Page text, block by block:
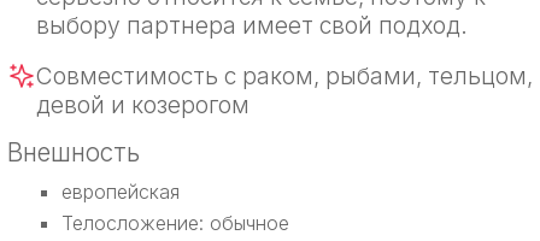
выбору партнера имеет свой подход.
Совместимость с раком, рыбами, тельцом,
девой и козерогом
Внешность
европейская
Телосложение: обычное